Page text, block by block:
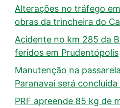
Alterações no tráfego
obras da trincheira do
Acidente no km 285 da
feridos em Prudentópolis
Manutenção na
Paranavaí será
PRF apreende 85 kg de